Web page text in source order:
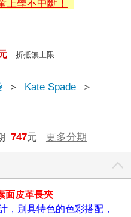
上學不中斷！
折抵無上限
＞ Kate Spade
＞
747元 更多分期
面皮革長夾
，別具特色的色彩搭配，